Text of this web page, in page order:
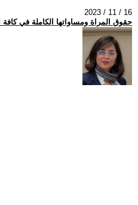
2023 / 11 / 16
حقوق المراة ومساواتها الكاملة في كافة